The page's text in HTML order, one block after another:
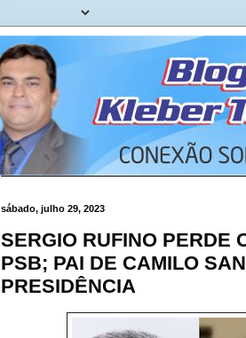
sábado, julho 29, 2023
SERGIO RUFINO PERDE
PSB; PAI DE CAMILO
PRESIDÊNCIA